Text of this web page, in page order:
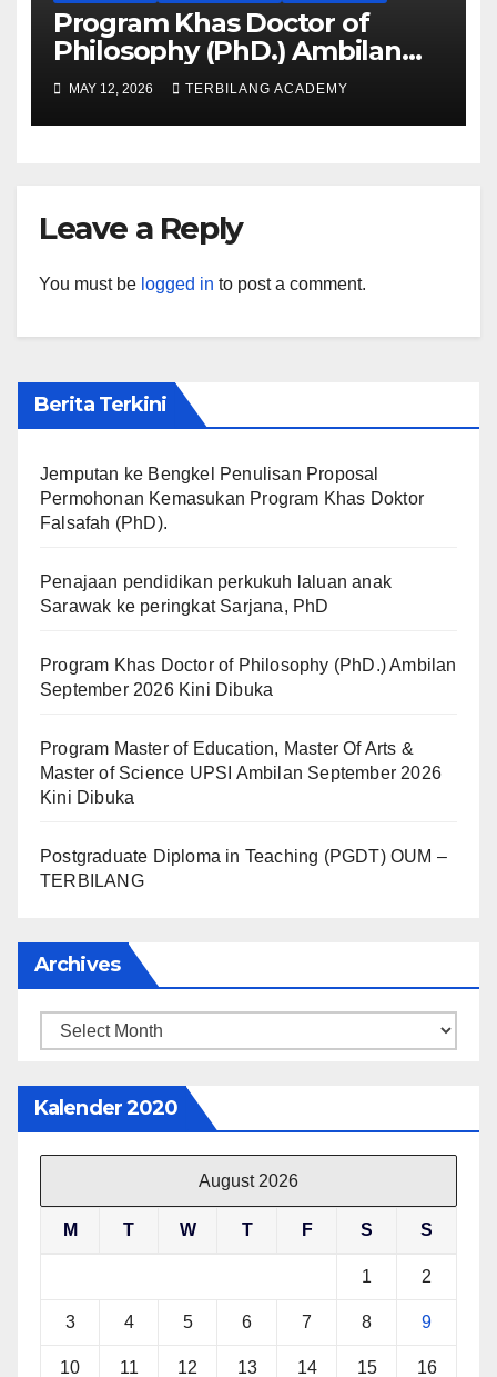
Program Khas Doctor of
Philosophy (PhD.) Ambilan
September 2026 Kini Dibuka
MAY 12, 2026 TERBILANG ACADEMY
Leave a Reply
You must be logged in to post a comment.
Berita Terkini
Jemputan ke Bengkel Penulisan Proposal
Permohonan Kemasukan Program Khas Doktor
Falsafah (PhD).
Penajaan pendidikan perkukuh laluan anak
Sarawak ke peringkat Sarjana, PhD
Program Khas Doctor of Philosophy (PhD.) Ambilan
September 2026 Kini Dibuka
Program Master of Education, Master Of Arts &
Master of Science UPSI Ambilan September 2026
Kini Dibuka
Postgraduate Diploma in Teaching (PGDT) OUM –
TERBILANG
Archives
Archives
Kalender 2020
August 2026
M T W T F S S
1 2
3 4 5 6 7 8 9
10 11 12 13 14 15 16